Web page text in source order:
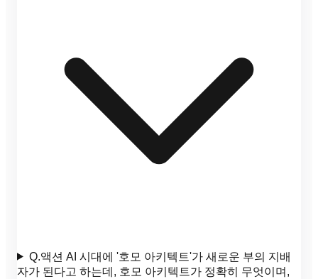
Q.액션 AI 시대에 '호모 아키텍트'가 새로운 부의 지배
자가 된다고 하는데, 호모 아키텍트가 정확히 무엇이며,